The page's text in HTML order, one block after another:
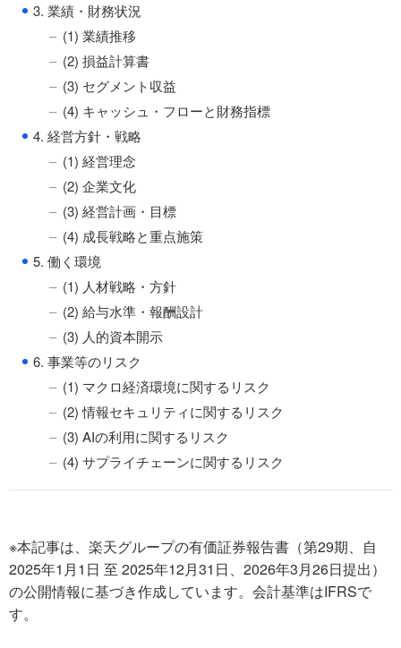
● 3. 業績・財務状況
(1) 業績推移
(2) 損益計算書
(3) セグメント収益
(4) キャッシュ・フローと財務指標
● 4. 経営方針・戦略
(1) 経営理念
(2) 企業文化
(3) 経営計画・目標
(4) 成長戦略と重点施策
● 5. 働く環境
(1) 人材戦略・方針
(2) 給与水準・報酬設計
(3) 人的資本開示
● 6. 事業等のリスク
(1) マクロ経済環境に関するリスク
(2) 情報セキュリティに関するリスク
(3) AIの利用に関するリスク
(4) サプライチェーンに関するリスク
※本記事は、楽天グループの有価証券報告書（第29期、自
2025年1月1日 至 2025年12月31日、2026年3月26日提出）
の公開情報に基づき作成しています。会計基準はIFRSで
す。